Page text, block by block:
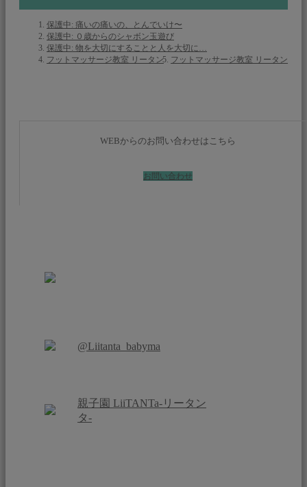
保護中: 痛いの痛いの、とんでいけ〜
保護中: ０歳からのシャボン玉遊び
保護中: 物を大切にすることと人を大切に…
フットマッサージ教室 リータン
フットマッサージ教室 リータン
WEBからのお問い合わせはこちら
お問い合わせ
@Liitanta_babyma
親子園 LiiTANTa-リータン
タ-